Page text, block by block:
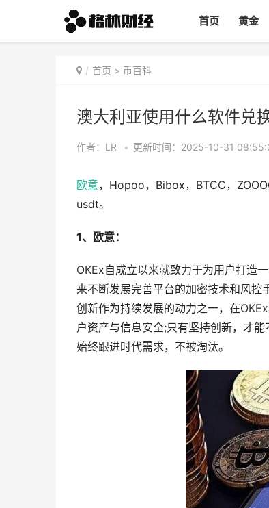
首页 黄金
首页 > 币百科
澳大利亚使用什么软件
作者：LR • 更新时间：2025-10-31
欧意，Hopoo，Bibox，BTCC，
usdt。
1、欧意：
OKEx自成立以来就致力于为用户打造
来不断发展完善平台的加密技术和风控
创新作为持续发展的动力之一，在
户资产与信息安全;只有坚持创新，才
始终跟进时代需求，不被淘汰。